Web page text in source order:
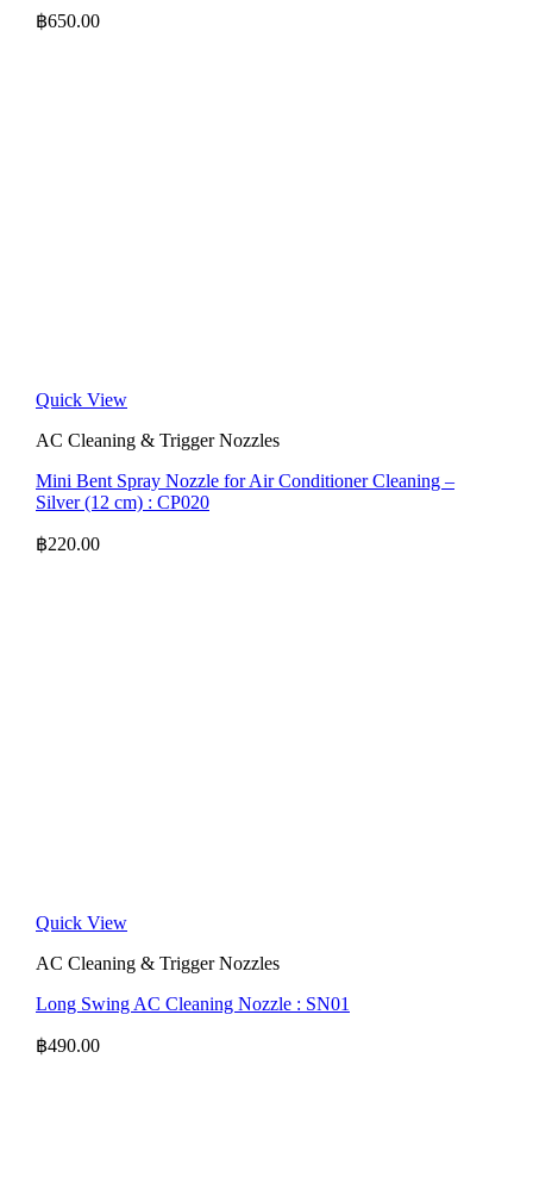
฿650.00
Quick View
AC Cleaning & Trigger Nozzles
Mini Bent Spray Nozzle for Air Conditioner Cleaning –
Silver (12 cm) : CP020
฿220.00
Quick View
AC Cleaning & Trigger Nozzles
Long Swing AC Cleaning Nozzle : SN01
฿490.00